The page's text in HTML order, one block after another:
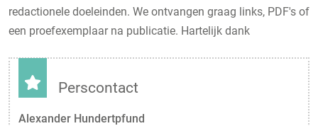
redactionele doeleinden. We ontvangen graag links, PDF's of
een proefexemplaar na publicatie. Hartelijk dank
Perscontact
Alexander Hundertpfund